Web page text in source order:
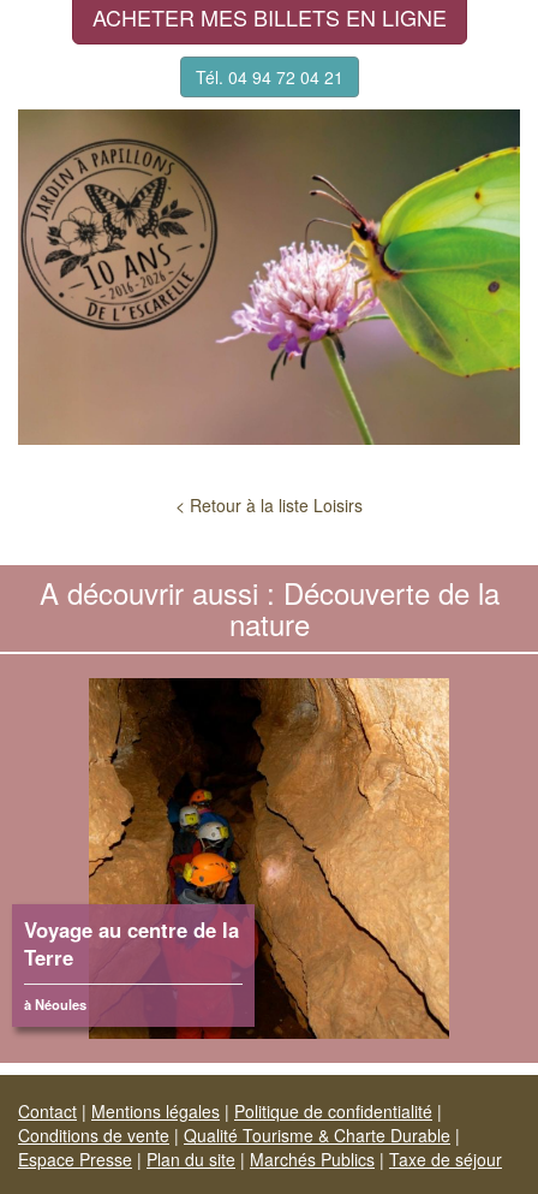
ACHETER MES BILLETS EN LIGNE
Tél. 04 94 72 04 21
< Retour à la liste Loisirs
A découvrir aussi : Découverte de la
nature
Voyage au centre de la
Terre
à Néoules
Contact | Mentions légales | Politique de confidentialité |
Conditions de vente | Qualité Tourisme & Charte Durable |
Espace Presse | Plan du site | Marchés Publics | Taxe de séjour